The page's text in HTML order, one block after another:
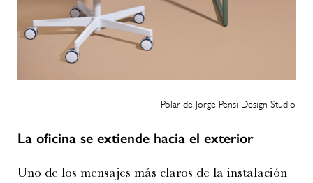
Polar de Jorge Pensi Design Studio
La oficina se extiende hacia el exterior
Uno de los mensajes más claros de la instalación